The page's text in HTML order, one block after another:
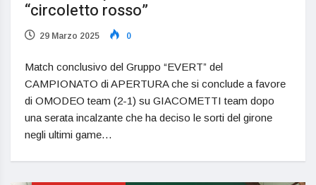
“circoletto rosso”
29 Marzo 2025 0
Match conclusivo del Gruppo “EVERT” del
CAMPIONATO di APERTURA che si conclude a favore
di OMODEO team (2-1) su GIACOMETTI team dopo
una serata incalzante che ha deciso le sorti del girone
negli ultimi game…